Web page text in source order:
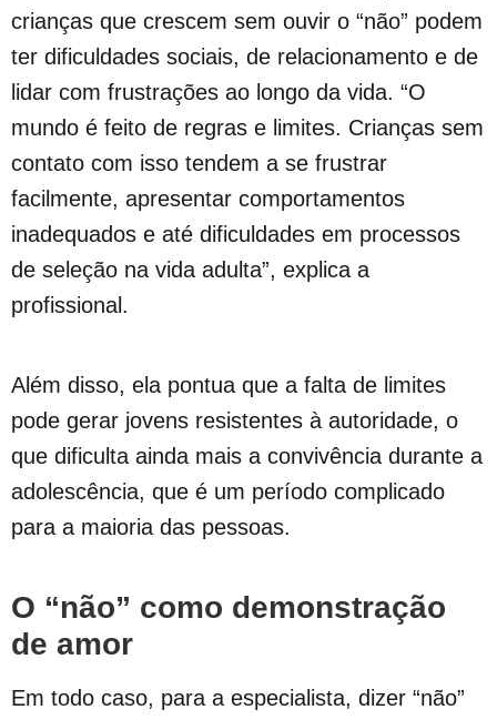
crianças que crescem sem ouvir o “não” podem
ter dificuldades sociais, de relacionamento e de
lidar com frustrações ao longo da vida. “O
mundo é feito de regras e limites. Crianças sem
contato com isso tendem a se frustrar
facilmente, apresentar comportamentos
inadequados e até dificuldades em processos
de seleção na vida adulta”, explica a
profissional.
Além disso, ela pontua que a falta de limites
pode gerar jovens resistentes à autoridade, o
que dificulta ainda mais a convivência durante a
adolescência, que é um período complicado
para a maioria das pessoas.
O “não” como demonstração
de amor
Em todo caso, para a especialista, dizer “não”